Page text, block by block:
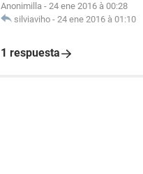
Anonimilla - 24 ene 2016 à 00:28
silviaviho - 24 ene 2016 à 01:10
1 respuesta